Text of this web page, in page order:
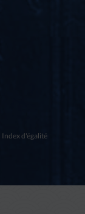
Index d'égalité